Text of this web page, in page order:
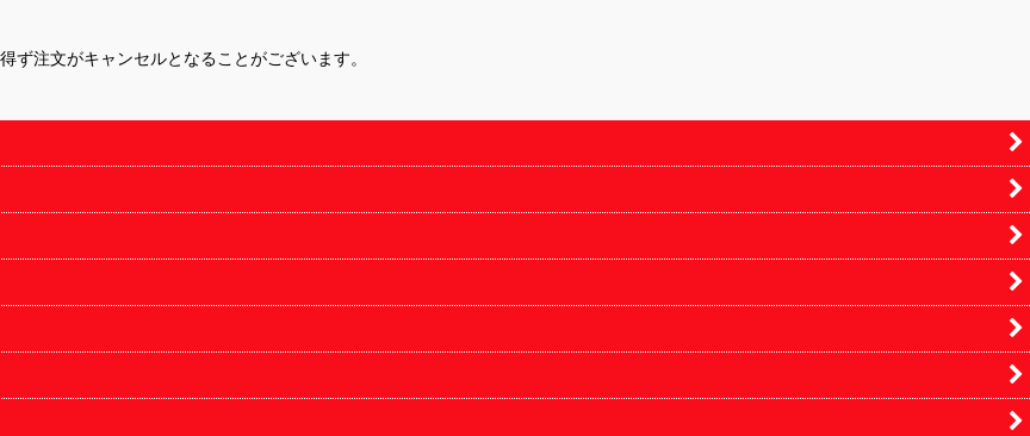
注文がキャンセルとなることがございます。